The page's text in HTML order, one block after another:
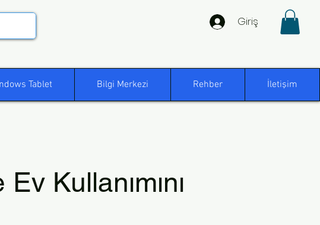
Giriş
Tablet Bilgi Merkezi Rehber İletişim
Kullanımını